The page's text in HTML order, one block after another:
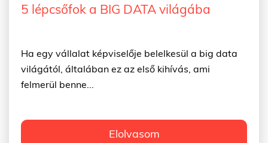
5 lépcsőfok a BIG DATA világába
Ha egy vállalat képviselője belelkesül a big data
világától, általában ez az első kihívás, ami
felmerül benne...
Elolvasom